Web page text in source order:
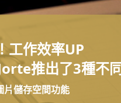
工作效率UP
推出了3種不
片儲存空間功能